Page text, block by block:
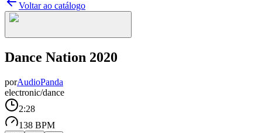
Voltar ao catálogo
Dance Nation 2020
porAudioPanda
electronic/dance
2:28
138 BPM